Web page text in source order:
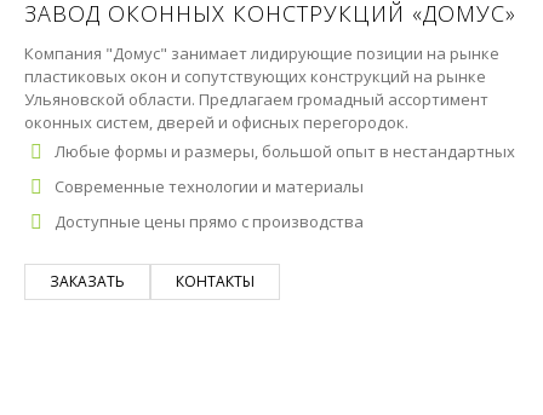
ЗАВОД ОКОННЫХ КОНСТРУКЦИЙ «ДОМУС»
Компания "Домус" занимает лидирующие позиции на рынке
пластиковых окон и сопутствующих конструкций на рынке
Ульяновской области. Предлагаем громадный ассортимент
оконных систем, дверей и офисных перегородок.
Любые формы и размеры, большой опыт в нестандартных
Современные технологии и материалы
Доступные цены прямо с производства
ЗАКАЗАТЬ КОНТАКТЫ